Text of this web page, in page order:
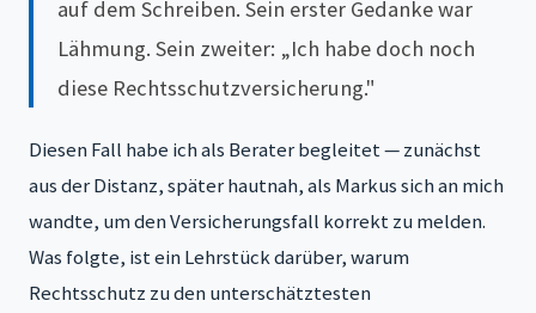
auf dem Schreiben. Sein erster Gedanke war
Lähmung. Sein zweiter: „Ich habe doch noch
diese Rechtsschutzversicherung."
Diesen Fall habe ich als Berater begleitet — zunächst
aus der Distanz, später hautnah, als Markus sich an mich
wandte, um den Versicherungsfall korrekt zu melden.
Was folgte, ist ein Lehrstück darüber, warum
Rechtsschutz zu den unterschätztesten